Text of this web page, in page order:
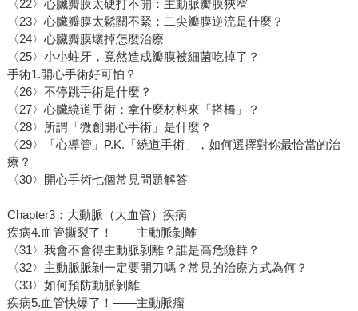
〈22〉心臟瓣膜太硬打不開：主動脈瓣膜狹窄
〈23〉心臟瓣膜太鬆關不緊：二尖瓣膜逆流是什麼？
〈24〉心臟瓣膜壞掉怎麼治療
〈25〉小小蛀牙，竟然造成瓣膜被細菌吃掉了？
手術1.開心手術好可怕？
〈26〉不停跳手術是什麼？
〈27〉心臟繞道手術：拿什麼材料來「搭橋」？
〈28〉所謂「微創開心手術」是什麼？
〈29〉「心導管」P.K.「繞道手術」，如何選擇對你最恰當的治
療？
〈30〉開心手術七個常見問題解答
Chapter3：大動脈（大血管）疾病
疾病4.血管撕裂了！——主動脈剝離
〈31〉我會不會得主動脈剝離？誰是高危險群？
〈32〉主動脈脈剝一定要開刀嗎？常見的治療方式為何？
〈33〉如何預防動脈剝離
疾病5.血管快爆了！——主動脈瘤